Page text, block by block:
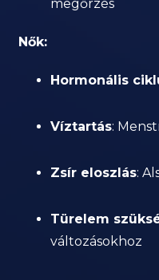
megőrzés
Nők:
Hormonális
Víztartás:
Zsír eloszlás:
Türelem
változásokhoz